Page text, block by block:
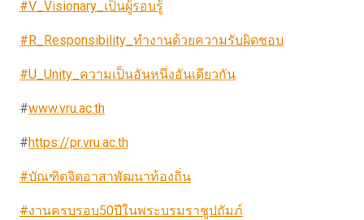
#V_Visionary_เป็นผู้รอบรู้
#R_Responsibility_ทำงานด้วยความรับผิดชอบ
#U_Unity_ความเป็นอันหนึ่งอันเดียวกัน
#www.vru.ac.th
#https://pr.vru.ac.th
#บัณฑิตจิตอาสาพัฒนาท้องถิ่น
#งานครบรอบ50ปีในพระบรมราชูปถัมภ์